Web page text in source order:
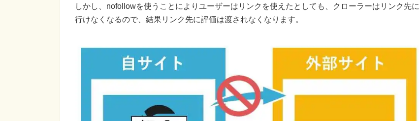
しかし、nofollowを使うことによりユーザーはリンクを使えたとしても、クローラーはリンク先に
行けなくなるので、結果リンク先に評価は渡されなくなります。